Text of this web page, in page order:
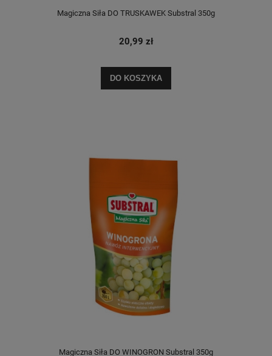
Magiczna Siła DO TRUSKAWEK Substral 350g
20,99 zł
DO KOSZYKA
Magiczna Siła DO WINOGRON Substral 350g